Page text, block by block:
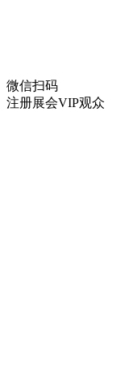
微信扫码
注册展会VIP观众